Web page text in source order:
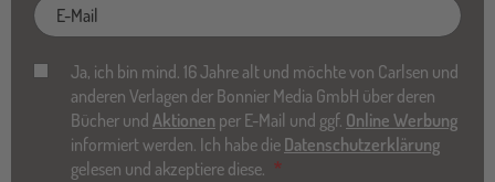
E-
Mail
Ja, ich bin mind. 16 Jahre alt und möchte von Carlsen und
anderen Verlagen der Bonnier Media GmbH über deren
Bücher und Aktionen per E-Mail und ggf. Online Werbung
informiert werden. Ich habe die Datenschutzerklärung
gelesen und akzeptiere diese.